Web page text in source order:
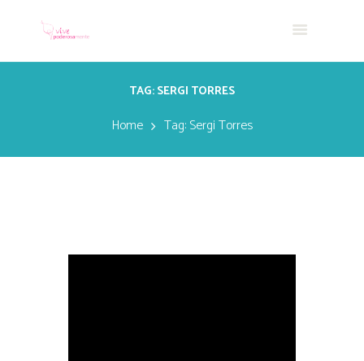
TAG: SERGI TORRES
Home Tag: Sergi Torres